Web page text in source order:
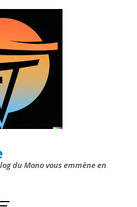
du Mono vous emmène en